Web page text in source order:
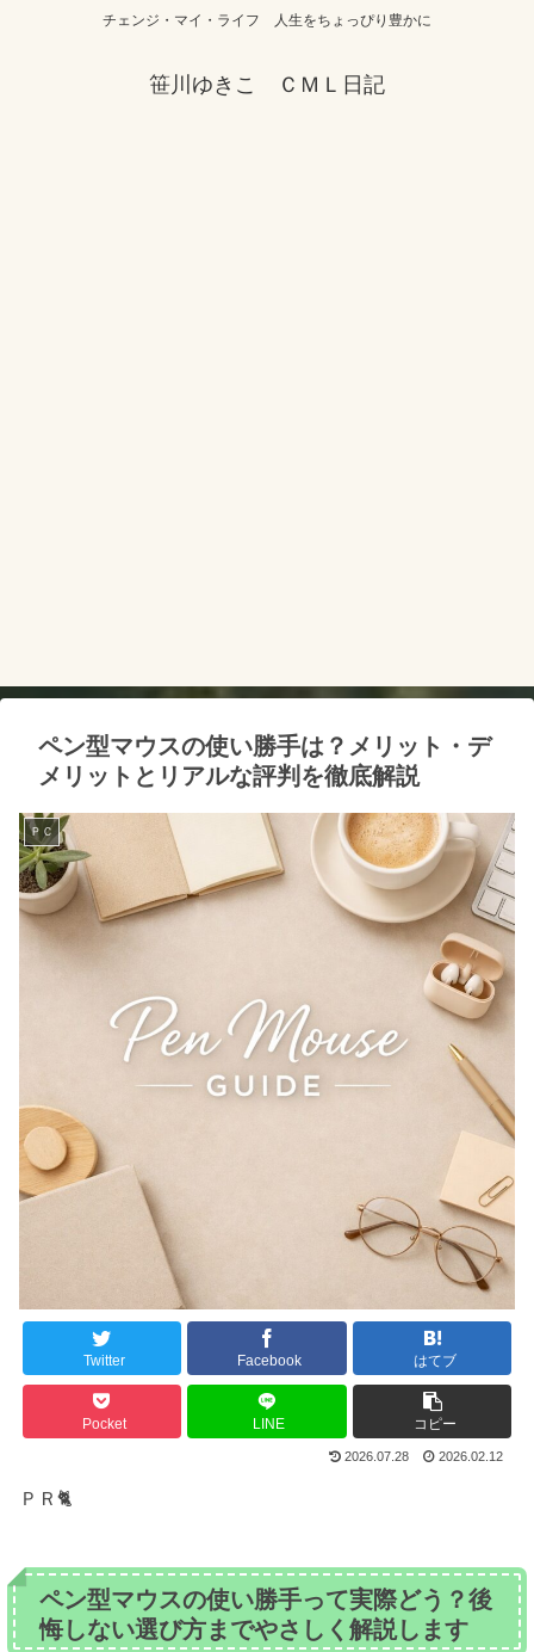
チェンジ・マイ・ライフ 人生をちょっぴり豊かに
笹川ゆきこ ＣＭＬ日記
ペン型マウスの使い勝手は？メリット・デ
メリットとリアルな評判を徹底解説
ＰＣ
Twitter Facebook はてブ
Pocket LINE コピー
2026.07.28 2026.02.12
ＰＲ🐈
ペン型マウスの使い勝手って実際どう？後
悔しない選び方までやさしく解説します